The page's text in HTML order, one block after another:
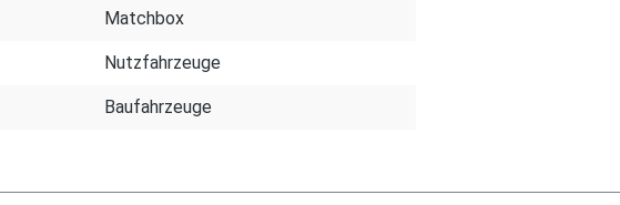
Matchbox
Nutzfahrzeuge
Baufahrzeuge